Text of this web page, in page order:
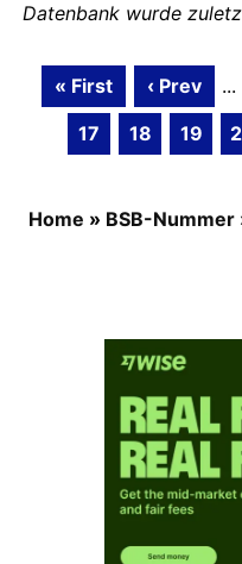
Datenbank wurde
« First ‹ Prev ...
17
18 19
Home » BSB-Nummer